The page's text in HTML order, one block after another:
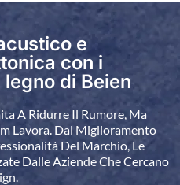
e
con i
di Beien
A Ridurre Il Rumore, Ma
Lavora. Dal Miglioramento
Del Marchio, Le
Dalle Aziende Che Cercano